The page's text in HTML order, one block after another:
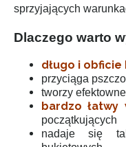
sprzyjających
Dlaczego warto
długo i obficie
przyciąga
tworzy
bardzo łatwy
początkujących
nadaje się